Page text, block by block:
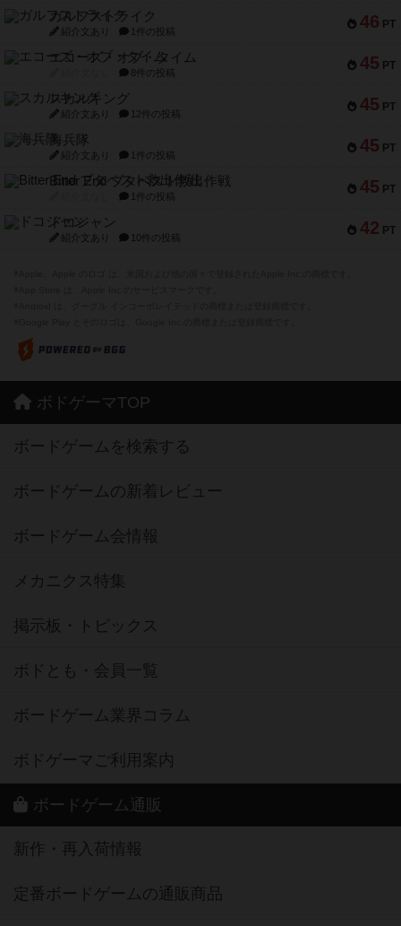
46 PT
ガルフストライク
紹介文あり 1件の投稿
45 PT
エコーズ・オブ・タイム
8件の投稿
45 PT
スカルキング
紹介文あり 12件の投稿
45 PT
海兵隊
紹介文あり 1件の投稿
45 PT
Bitter End ブタペスト救出作戦
1件の投稿
42 PT
ドコジャン
紹介文あり 10件の投稿
ボドゲーマTOP
ボードゲームを検索する
ボードゲームの新着レビュー
ボードゲーム会情報
メカニクス特集
掲示板・トピックス
ボドとも・会員一覧
ボードゲーム業界コラム
ボドゲーマご利用案内
ボードゲーム通販
新作・再入荷情報
定番ボードゲームの通販商品